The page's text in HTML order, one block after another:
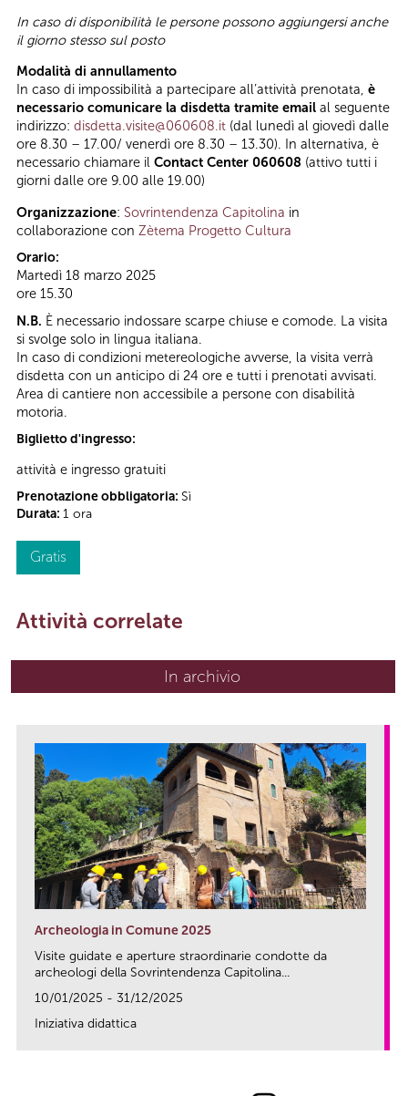
In caso di disponibilità le persone possono aggiungersi anche
il giorno stesso sul posto
Modalità di annullamento
In caso di impossibilità a partecipare all’attività prenotata, è
necessario comunicare la disdetta tramite email al seguente
indirizzo: disdetta.visite@060608.it (dal lunedì al giovedì dalle
ore 8.30 – 17.00/ venerdì ore 8.30 – 13.30). In alternativa, è
necessario chiamare il Contact Center 060608 (attivo tutti i
giorni dalle ore 9.00 alle 19.00)
Organizzazione: Sovrintendenza Capitolina in
collaborazione con Zètema Progetto Cultura
Orario:
Martedì 18 marzo 2025
ore 15.30
N.B. È necessario indossare scarpe chiuse e comode. La visita
si svolge solo in lingua italiana.
In caso di condizioni metereologiche avverse, la visita verrà
disdetta con un anticipo di 24 ore e tutti i prenotati avvisati.
Area di cantiere non accessibile a persone con disabilità
motoria.
Biglietto d'ingresso:
attività e ingresso gratuiti
Prenotazione obbligatoria: Sì
Durata: 1 ora
Gratis
Attività correlate
In archivio
Archeologia in Comune 2025
Visite guidate e aperture straordinarie condotte da
archeologi della Sovrintendenza Capitolina...
10/01/2025 - 31/12/2025
Iniziativa didattica